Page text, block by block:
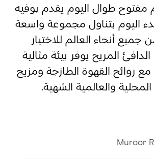
مسارات
رسم خريطة
طوال اليوم يقدم بوفيه
اليوم بتناول مجموعة واسعة
أنحاء العالم للاختيار
المريح يوفر بيئة مثالية
روائح القهوة الطازجة ومزيج
والعالمية الشهية.
Muroor